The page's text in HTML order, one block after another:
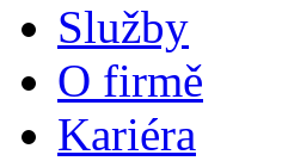
Služby
O firmě
Kariéra